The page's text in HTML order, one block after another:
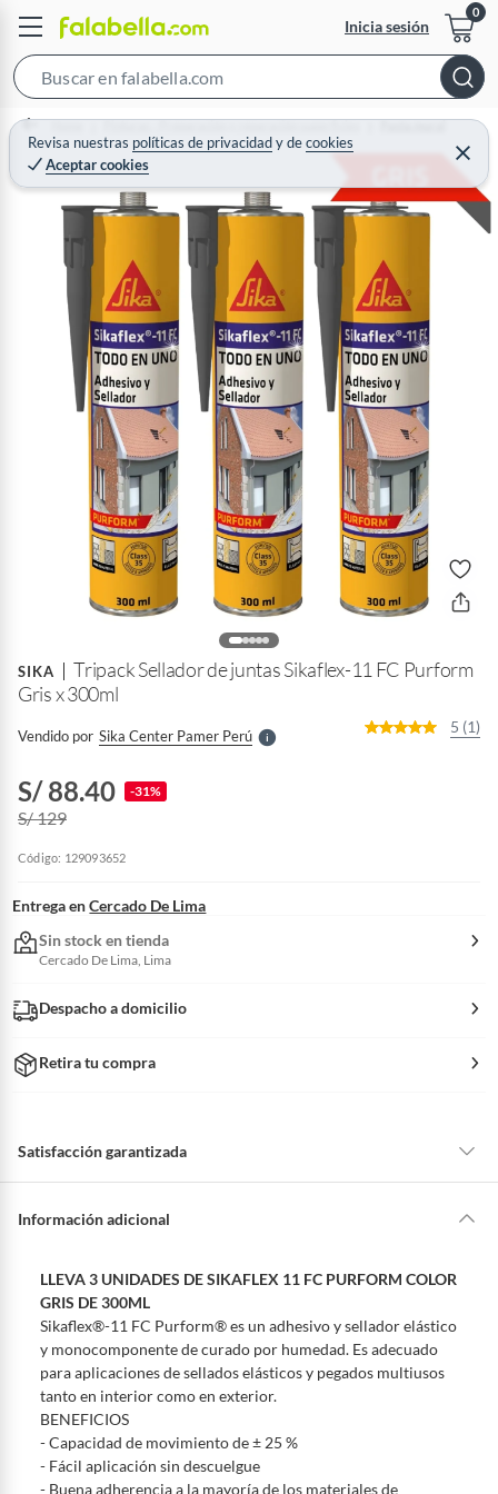
Inicia sesión
e
a
c
h
a
r
Revisa nuestras políticas de privacidadydecookies
Aceptar cookies
C
e
r
r
Home Pinturas - Preparación y reparación superficies Pasta mural
SIKA
Tripack Sellador de juntas Sikaflex-11 FC Purform
Gris x 300ml
Vendido por Sika Center Pamer PerúS
e
r
I
n
f
o
5 (1)
S/ 88.40 -31%
S/ 129
Código: 129093652
Entrega en Cercado De Lima
Sin stock en tienda
Cercado De Lima, Lima
Despacho a domicilio
Retira tu compra
Satisfacción garantizada
hacer una devolución.
otras con restricciones y algunas que no se pueden devolver ni cambiar.
Productos vendidos porFalabella, Tottus y otros vendedores tienen:
48 horas: cemento, mezclas de hormigón, morteros, yeso y otros
productos para asfalto, hormigón, albañilería.
7 días: colchones y productos de combustión.
Productos vendidos porSodimactienen:
48 horas: cemento, mezclas de hormigón, morteros, yeso y otros
Información adicional
LLEVA 3 UNIDADES DE SIKAFLEX 11 FC PURFORM COLOR
GRIS DE 300ML
Sikaflex®-11 FC Purform® es un adhesivo y sellador elástico
y monocomponente de curado por humedad. Es adecuado
para aplicaciones de sellados elásticos y pegados multiusos
tanto en interior como en exterior.
BENEFICIOS
- Capacidad de movimiento de ± 25 %
- Fácil aplicación sin descuelgue
- Buena adherencia a la mayoría de los materiales de